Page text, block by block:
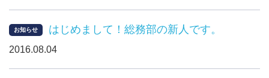
お知らせ はじめまして！総務部の新人です。
2016.08.04